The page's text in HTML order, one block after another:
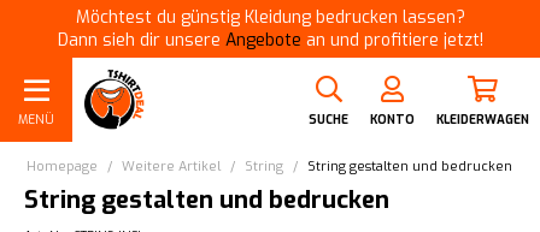
Möchtest du günstig Kleidung bedrucken lassen?
Dann sieh dir unsere Angebote an und profitiere jetzt!
MENÜ SUCHE KONTO KLEIDERWAGEN
Homepage / Weitere Artikel / String / String gestalten und bedrucken
String gestalten und bedrucken